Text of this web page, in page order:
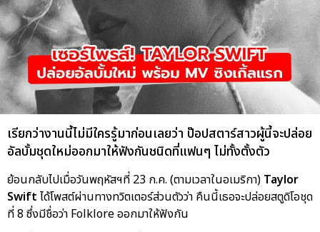
เรียกว่างานนี้ไม่มีใครรู้มาก่อนเลยว่า ป๊อปสตาร์สาวผู้นี้จะปล่อย
อัลบั้มชุดใหม่ออกมาให้ฟังกันชนิดที่แฟนๆ ไม่ทั้งตั้งตัว
ย้อนกลับไปเมื่อวันพฤหัสฯที่ 23 ก.ค. (ตามเวลาในอเมริกา) Taylor
Swift ได้โพสต์ผ่านทางทวิตเตอร์ส่วนตัวว่า คืนนี้เธอจะปล่อยสตูดิโอชุด
ที่ 8 ซึ่งมีชื่อว่า Folklore ออกมาให้ฟังกัน